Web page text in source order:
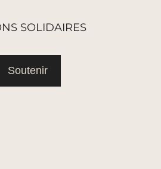
SOLIDAIRES
Soutenir